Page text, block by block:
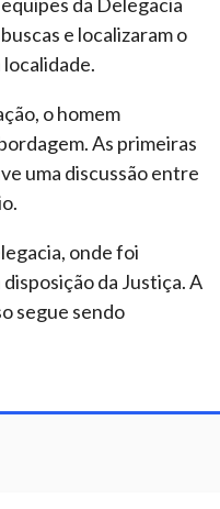
e localizaram o
o homem
As primeiras
uma discussão entre
onde foi
da Justiça. A
segue sendo